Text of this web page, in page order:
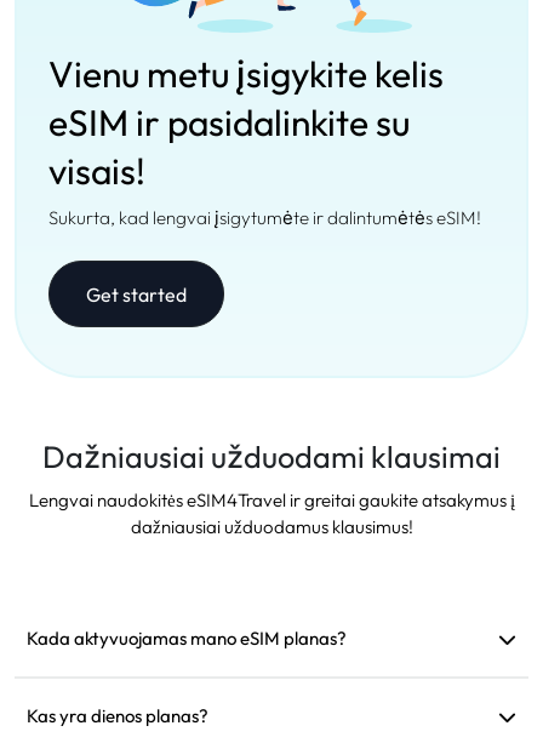
Vienu metu įsigykite kelis
eSIM ir pasidalinkite su
visais!
Sukurta, kad lengvai įsigytumėte ir dalintumėtės eSIM!
Get started
Dažniausiai užduodami klausimai
Lengvai naudokitės eSIM4Travel ir greitai gaukite atsakymus į
dažniausiai užduodamus klausimus!
Kada aktyvuojamas mano eSIM planas?
tinklo. Rekomenduojame įdiegti prieš išvykstant.
Kas yra dienos planas?